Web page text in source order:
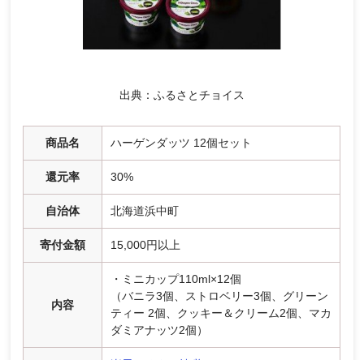
出典：ふるさとチョイス
商品名 ハーゲンダッツ 12個セット
還元率 30%
自治体 北海道浜中町
寄付金額 15,000円以上
内容
・ミニカップ110ml×12個
（バニラ3個、ストロベリー3個、グリーン
ティー 2個、クッキー＆クリーム2個、マカ
ダミアナッツ2個）